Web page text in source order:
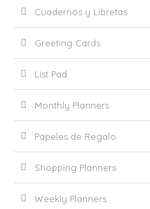
Cuadernos y Libretas
Greeting Cards
List Pad
Monthly Planners
Papeles de Regalo
Shopping Planners
Weekly Planners